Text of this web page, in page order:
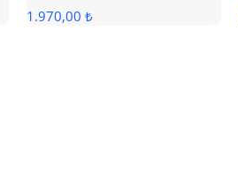
1.970,00 ₺